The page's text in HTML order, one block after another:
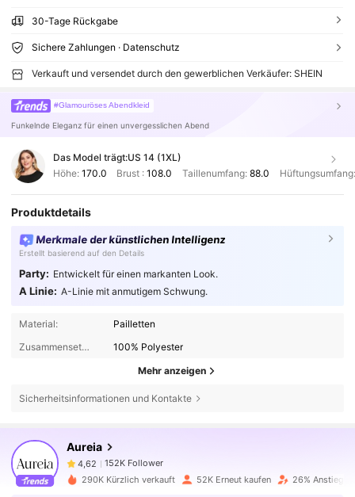
30-Tage Rückgabe
Sichere Zahlungen · Datenschutz
Verkauft und versendet durch den gewerblichen Verkäufer: SHEIN
#Glamouröses Abendkleid
Funkelnde Eleganz für einen unvergesslichen Abend
Das Model trägt:US 14 (1XL)
Höhe: 170.0 Brust :108.0 Taillenumfang: 88.0
Produktdetails
Merkmale der künstlichen Intelligenz
Erstellt basierend auf den Details
Party: Entwickelt für einen markanten Look.
A Linie: A-Linie mit anmutigem Schwung.
Material:
Pailletten
Zusammensetzung:
100% Polyester
Mehr anzeigen
Sicherheitsinformationen und Kontakte
Aureia
4,62 152K Follower
290K Kürzlich verkauft 52K Erneut kaufen 26% Anstieg